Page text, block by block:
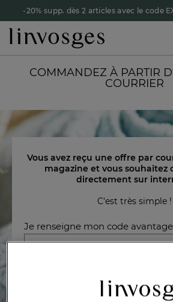
-20% supp. dès 2 articles avec le code
COMMANDEZ À PARTIR
COURRIER
Vous avez reçu une offre par
magazine et vous souhaitez
directement sur
C'est très simple !
Je renseigne mon code
JE VALIDE